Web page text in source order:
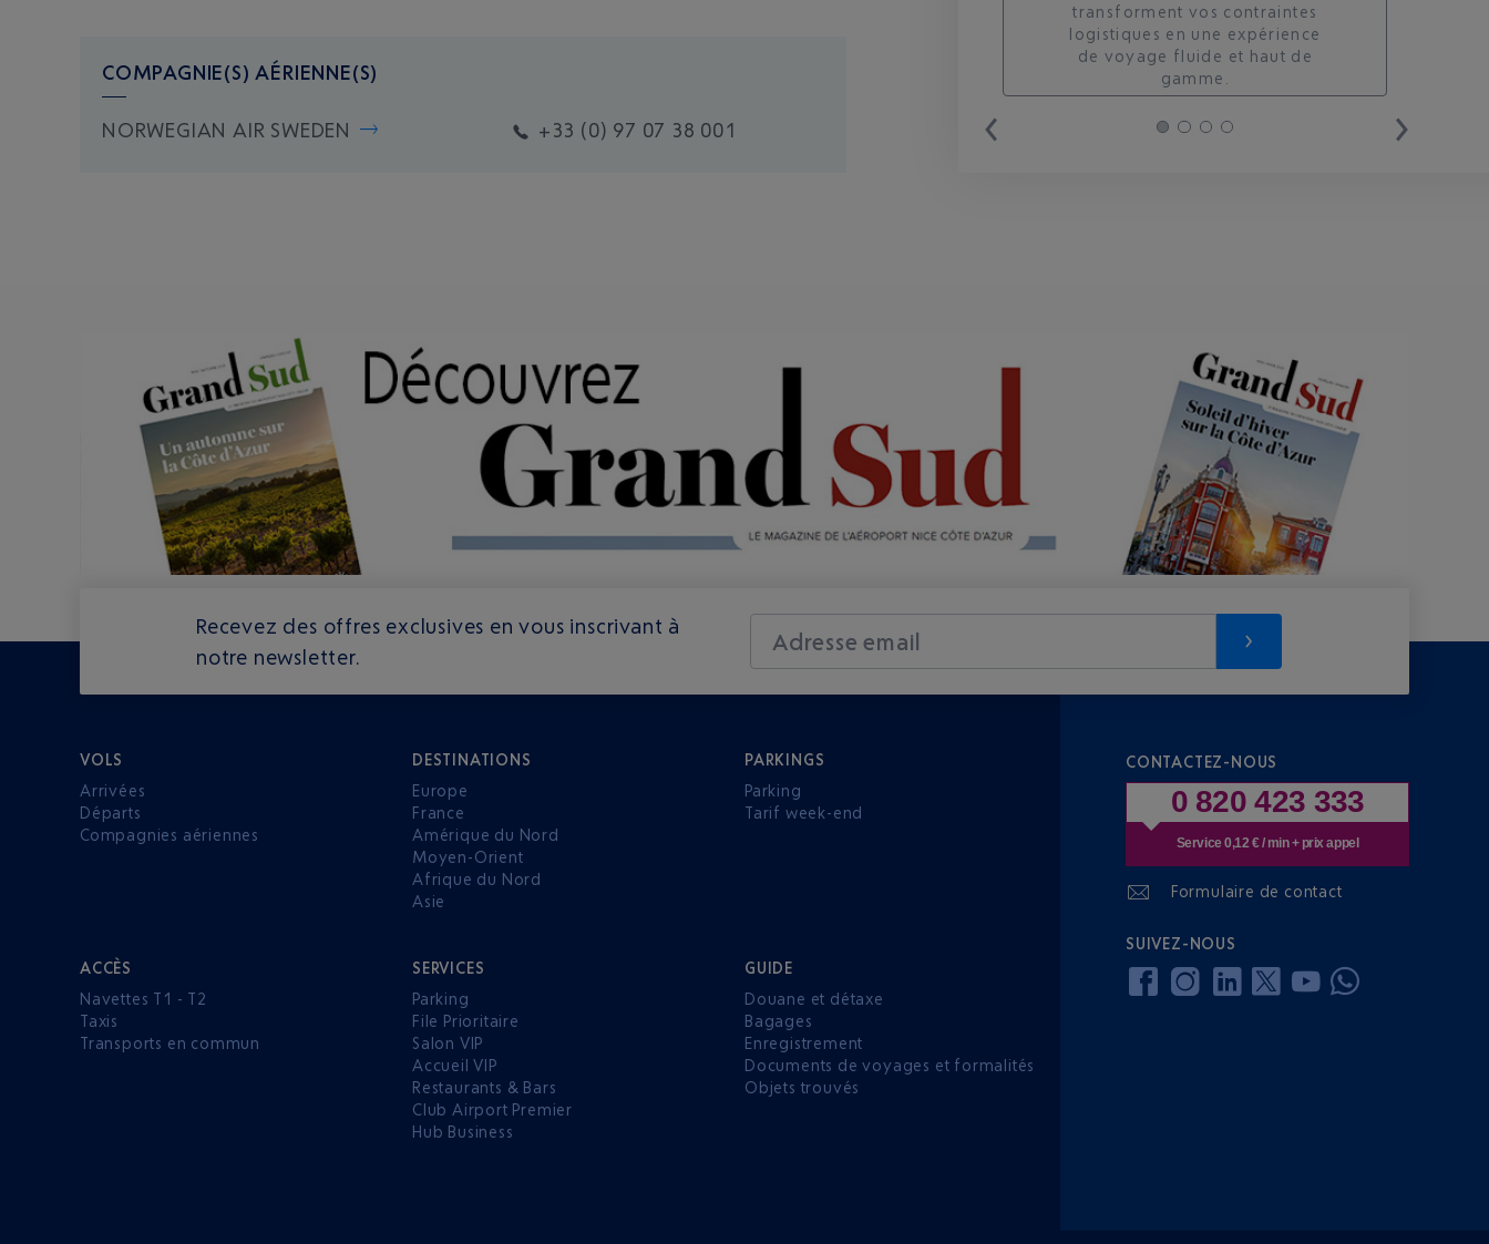
COMPAGNIE(S) AÉRIENNE(S)
NORWEGIAN AIR SWEDEN +33 (0) 97 07 38 001
transforment vos contraintes
logistiques en une expérience
de voyage fluide et haut de
gamme.
Recevez des offres exclusives en vous inscrivant à
notre newsletter.
Adresse email
VOLS
Arrivées
Départs
Compagnies aériennes
DESTINATIONS
Europe
France
Amérique du Nord
Moyen-Orient
Afrique du Nord
Asie
PARKINGS
Parking
Tarif week-end
ACCÈS
Navettes T1 - T2
Taxis
Transports en commun
SERVICES
Parking
File Prioritaire
Salon VIP
Accueil VIP
Restaurants & Bars
Club Airport Premier
Hub Business
GUIDE
Douane et détaxe
Bagages
Enregistrement
Documents de voyages et formalités
Objets trouvés
CONTACTEZ-NOUS
0 820 423 333
Service 0,12 € / min + prix appel
Formulaire de contact
SUIVEZ-NOUS